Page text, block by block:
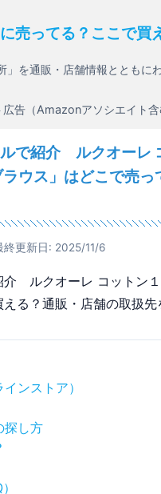
売ってる？ここで買
」を通販・店舗情報とともに
告（Amazonアソシエイト含
ルで紹介 ルクオーレ
ラウス」はどこで売
終更新日: 2025/11/6
介 ルクオーレ コットン
る？通販・店舗の取扱先
ンストア）
探し方